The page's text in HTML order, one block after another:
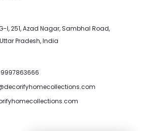
I, 251, Azad Nagar, Sambhal Road,
Pradesh, India